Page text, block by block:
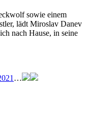
sowie einem
lädt Miroslav Danev
nach Hause, in seine
21 …